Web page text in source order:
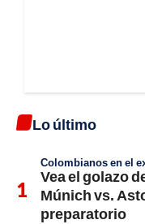
Lo último
Colombianos en el
Vea el golazo
Múnich vs.
preparatorio